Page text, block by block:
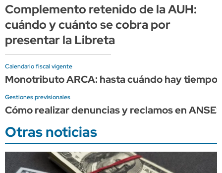
Complemento retenido de la AUH:
cuándo y cuánto se cobra por
presentar la Libreta
Calendario fiscal vigente
Monotributo ARCA: hasta cuándo hay
Gestiones previsionales
Cómo realizar denuncias y reclamos en
Otras noticias